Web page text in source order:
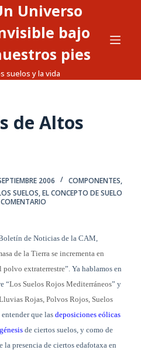
Universo
bajo
pies
suelos y la vida
de Altos
2006
COMPONENTES,
SUELOS,EL CONCEPTO DE SUELO
de Noticias de la CAM,
de la Tierra se incrementa en
polvo extraterrestre”. Ya hablamos en
“Los Suelos Rojos Mediterráneos” y
Rojas, Polvos Rojos, Suelos
entender que lasdeposiciones eólicas
de ciertos suelos, y como de
presencia de ciertos edafotaxa en